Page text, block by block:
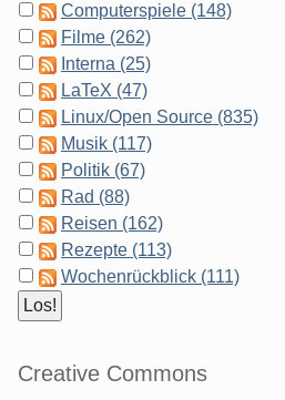
Computerspiele (148)
Filme (262)
Interna (25)
LaTeX (47)
Linux/Open Source (835)
Musik (117)
Politik (67)
Rad (88)
Reisen (162)
Rezepte (113)
Wochenrückblick (111)
Creative Commons